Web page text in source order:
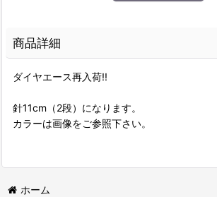
商品詳細
ダイヤエース再入荷!!
針11cm（2段）になります。
カラーは画像をご参照下さい。
ホーム